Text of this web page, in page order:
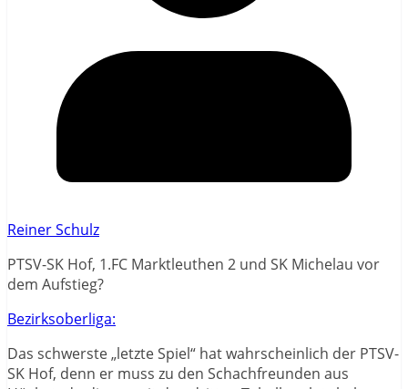
Reiner Schulz
PTSV-SK Hof, 1.FC Marktleuthen 2 und SK Michelau vor
dem Aufstieg?
Bezirksoberliga:
Das schwerste „letzte Spiel“ hat wahrscheinlich der PTSV-
SK Hof, denn er muss zu den Schachfreunden aus